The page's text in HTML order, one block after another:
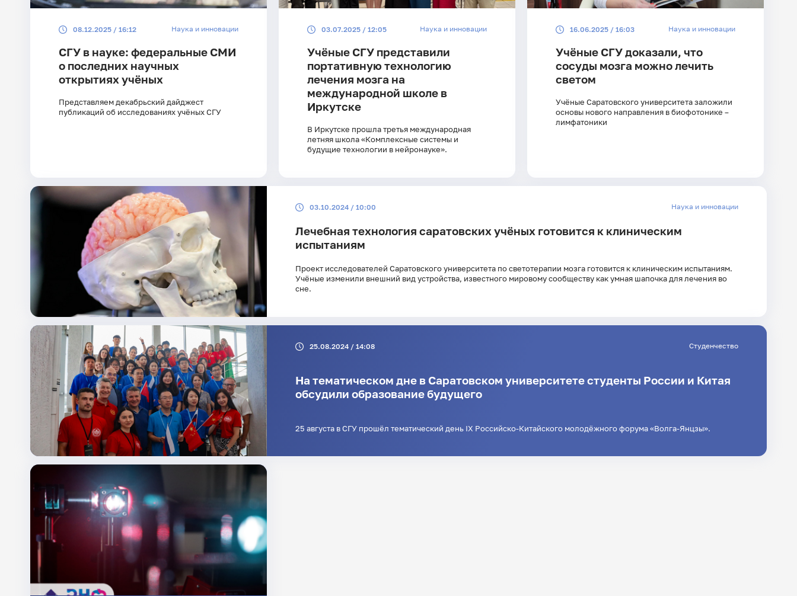
08.12.2025 / 16:12 Наука и инновации
СГУ в науке: федеральные СМИ
о последних научных
открытиях учёных
Представляем декабрьский дайджест
публикаций об исследованиях учёных СГУ
03.07.2025 / 12:05 Наука и инновации
Учёные СГУ представили
портативную технологию
лечения мозга на
международной школе в
Иркутске
В Иркутске прошла третья международная
летняя школа «Комплексные системы и
будущие технологии в нейронауке».
16.06.2025 / 16:03 Наука и инновации
Учёные СГУ доказали, что
сосуды мозга можно лечить
светом
Учёные Саратовского университета заложили
основы нового направления в биофотонике –
лимфатоники
03.10.2024 / 10:00 Наука и инновации
Лечебная технология саратовских учёных готовится к клиническим
испытаниям
Проект исследователей Саратовского университета по светотерапии мозга готовится к клиническим испытаниям.
Учёные изменили внешний вид устройства, известного мировому сообществу как умная шапочка для лечения во
сне.
25.08.2024 / 14:08 Студенчество
На тематическом дне в Саратовском университете студенты России и Китая
обсудили образование будущего
25 августа в СГУ прошёл тематический день IX Российско-Китайского молодёжного форума «Волга-Янцзы».